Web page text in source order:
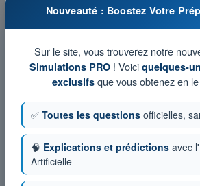
Nouveauté : Boostez Votre
Sur le site, vous trouverez notre
Simulations PRO! Voici quelques-
exclusifsque vous obtenez en
✅ Toutes les questions officielles,
🧠 Explications et prédictions avec
Artificielle